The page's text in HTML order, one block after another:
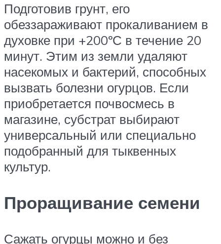
Подготовив грунт, его
обеззараживают прокаливанием в
духовке при +200ºС в течение 20
минут. Этим из земли удаляют
насекомых и бактерий, способных
вызвать болезни огурцов. Если
приобретается почвосмесь в
магазине, субстрат выбирают
универсальный или специально
подобранный для тыквенных
культур.
Проращивание семени
Сажать огурцы можно и без